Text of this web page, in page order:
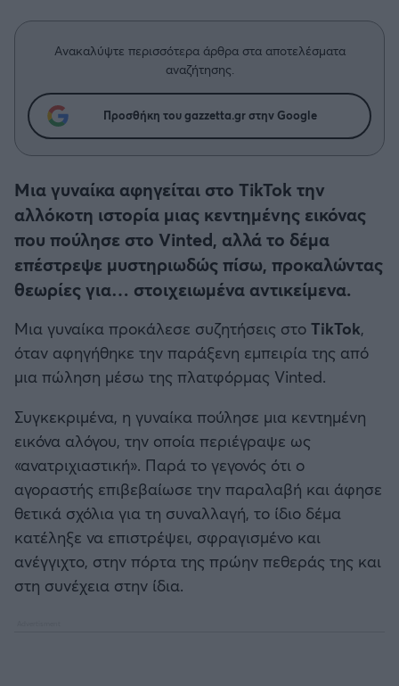
Άρης
ΟΦΗ
Ατρόμητος Αθηνών
Κηφισιά
Παναιτωλικός
Καλαμάτα
Ηρακλής
Μπαρτσελόνα
Ρεάλ Μαδρίτης
Μια Ιστορία από την Πόλη
Ανακαλύψτε περισσότερα άρθρα στα αποτελέσματα
αναζήτησης.
Προσθήκη του gazzetta.gr στην Google
Μια γυναίκα αφηγείται στο TikTok την
αλλόκοτη ιστορία μιας κεντημένης εικόνας
που πούλησε στο Vinted, αλλά το δέμα
επέστρεψε μυστηριωδώς πίσω, προκαλώντας
θεωρίες για… στοιχειωμένα αντικείμενα.
Μια γυναίκα προκάλεσε συζητήσεις στο TikTok,
όταν αφηγήθηκε την παράξενη εμπειρία της από
μια πώληση μέσω της πλατφόρμας Vinted.
Συγκεκριμένα, η γυναίκα πούλησε μια κεντημένη
εικόνα αλόγου, την οποία περιέγραψε ως
«ανατριχιαστική». Παρά το γεγονός ότι ο
αγοραστής επιβεβαίωσε την παραλαβή και άφησε
θετικά σχόλια για τη συναλλαγή, το ίδιο δέμα
κατέληξε να επιστρέψει, σφραγισμένο και
ανέγγιχτο, στην πόρτα της πρώην πεθεράς της και
στη συνέχεια στην ίδια.